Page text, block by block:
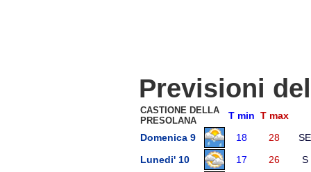
Previsioni
CASTIONE DELLA
PRESOLANA
T min T max
Domenica 9
18 28
SE
Lunedi' 10
17 26
S